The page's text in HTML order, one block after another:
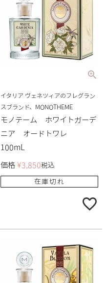
イタリア ヴェネツィアのフレグラン
スブランド、MONOTHEME
モノテーム ホワイトガーデ
ニア オードトワレ
100mL
価格 ¥3,850税込
在庫切れ